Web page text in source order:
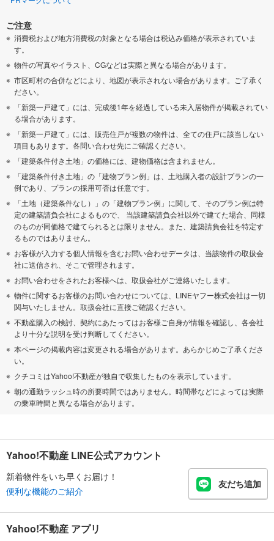
ご注意
消費税および地方消費税の対象となる場合は税込み価格が表示されていま
す。
物件の写真やイラスト、CGなどは実際と異なる場合があります。
市区町村の合併などにより、地図が表示されない場合があります。ご了承く
ださい。
「新築一戸建て」には、完成後1年を経過している未入居物件が掲載されてい
る場合があります。
「新築一戸建て」には、販売住戸が複数の物件は、全ての住戸に該当しない
項目もあります。各問い合わせ先にご確認ください。
「建築条件付き土地」の価格には、建物価格は含まれません。
「建築条件付き土地」の「建物プラン例」は、土地購入者の設計プランの一
例であり、プランの採用可否は任意です。
「土地（建築条件なし）」の「建物プラン例」に関して、そのプラン例は特
定の建築請負会社によるもので、 当該建築請負会社以外で建てた場合、同様
のものが同価格で建てられるとは限りません。また、建築請負会社を特定す
るものではありません。
お客様が入力する個人情報を含むお問い合わせデータは、当該物件の取扱会
社に送信され、そこで管理されます。
お問い合わせをされたお客様へは、取扱会社がご連絡いたします。
物件に関するお客様のお問い合わせについては、LINEヤフー株式会社は一切
関与いたしません。取扱会社に直接ご確認ください。
不動産購入の検討、契約にあたってはお客様ご自身が情報を確認し、各会社
より十分な説明を受け判断してください。
本ページの掲載内容は変更される場合があります。あらかじめご了承くださ
い。
クチコミはYahoo!不動産が独自で収集したものを表示しています。
朝の通勤ラッシュ時の所要時間ではありません。時間帯などによっては実際
の乗車時間と異なる場合があります。
Yahoo!不動産 LINE公式アカウント
新着物件をいち早くお届け！
便利な機能のご紹介
友だち追加
Yahoo!不動産 アプリ